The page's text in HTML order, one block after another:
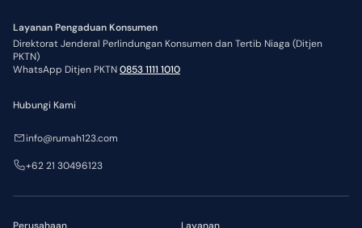
Layanan Pengaduan Konsumen
Direktorat Jenderal Perlindungan Konsumen dan Tertib Niaga (Ditjen
PKTN)
WhatsApp Ditjen PKTN0853 1111 1010
Hubungi Kami
info@rumah123.com
+62 21 30496123